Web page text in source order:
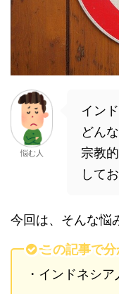
悩む人
イン
どん
宗教
して
今回は、そんな悩
この記事で
・インドネシ